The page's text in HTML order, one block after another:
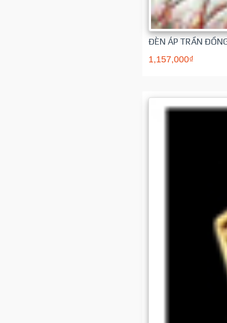
ĐÈN ÁP TRẦN
1,157,000₫